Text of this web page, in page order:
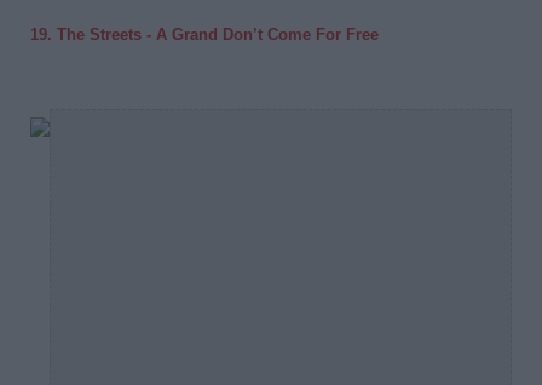
19. The Streets - A Grand Don’t Come For Free